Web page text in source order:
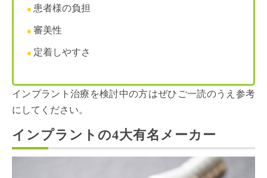
患者様の負担
審美性
定着しやすさ
インプラント治療を検討中の方はぜひご一読のうえ参考
にしてください。
インプラントの4大有名メーカー